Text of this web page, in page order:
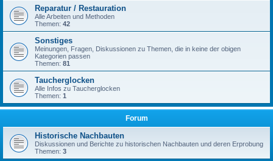
Reparatur / Restauration
Alle Arbeiten und Methoden
Themen: 42
Sonstiges
Meinungen, Fragen, Diskussionen zu Themen, die in keine der obigen
Kategorien passen
Themen: 81
Taucherglocken
Alle Infos zu Taucherglocken
Themen: 1
Forum
Historische Nachbauten
Diskussionen und Berichte zu historischen Nachbauten und deren Erprobung
Themen: 3